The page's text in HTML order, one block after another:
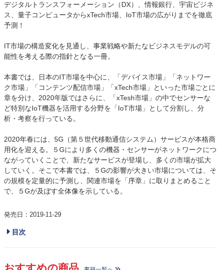
デジタルトランスフォーメーション（DX）、情報銀行、宇宙ビジネ
ス、量子コンピュータからxTech市場、IoT市場の広がりまでを徹底
予測！
IT市場の構造変化を見通し、事業戦略や新たなビジネスモデルの可
能性を考える際の指針となる一冊。
本書では、日本のIT市場を中心に、「デバイス市場」「ネットワー
ク市場」「コンテンツ配信市場」「xTech市場」といった市場ごとに
章を分け、2020年版ではさらに、「xTesh市場」の中でセンサーな
ど特別なIoT機器を活用する分野を「IoT市場」として分割し、分
析・考察を行っている。
2020年春には、5G（第５世代移動通信システム）サービスが本格商
用化を迎える。５Gにより多くの機器・センサーがネットワークにつ
ながっていくことで、新たなサービスが登場し、多くの市場が拡大
していく。そこで本書では、５Gの影響が大きい市場については、そ
の規模を定量的に予測し、関連市場を「序章」に取りまとめること
で、５Gが及ぼす全体像を示している。
発売日：2019-11-29
目次